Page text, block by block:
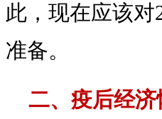
此，现在应该
准备。
二、疫后经